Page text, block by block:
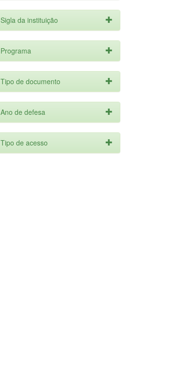
Sigla da instituição
Programa
Tipo de documento
Ano de defesa
Tipo de acesso